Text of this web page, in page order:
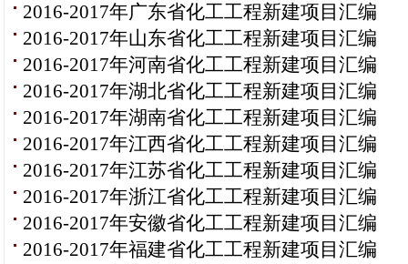
2016-2017年广东省化工工程新建项目汇编
2016-2017年山东省化工工程新建项目汇编
2016-2017年河南省化工工程新建项目汇编
2016-2017年湖北省化工工程新建项目汇编
2016-2017年湖南省化工工程新建项目汇编
2016-2017年江西省化工工程新建项目汇编
2016-2017年江苏省化工工程新建项目汇编
2016-2017年浙江省化工工程新建项目汇编
2016-2017年安徽省化工工程新建项目汇编
2016-2017年福建省化工工程新建项目汇编